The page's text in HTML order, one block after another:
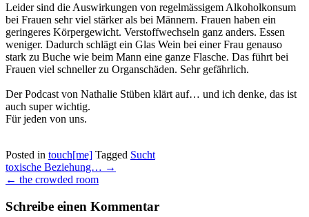
Leider sind die Auswirkungen von regelmässigem Alkoholkonsum
bei Frauen sehr viel stärker als bei Männern. Frauen haben ein
geringeres Körpergewicht. Verstoffwechseln ganz anders. Essen
weniger. Dadurch schlägt ein Glas Wein bei einer Frau genauso
stark zu Buche wie beim Mann eine ganze Flasche. Das führt bei
Frauen viel schneller zu Organschäden. Sehr gefährlich.
Der Podcast von Nathalie Stüben klärt auf… und ich denke, das ist
auch super wichtig.
Für jeden von uns.
Posted in touch[me] Tagged Sucht
Post
navigation
toxische Beziehung… →
← the crowded room
Schreibe einen Kommentar